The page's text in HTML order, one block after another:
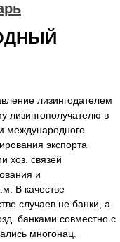
лизингодателем
лизингополучателю в
международного
экспорта
хоз. связей
и
В качестве
случаев не банки, а
банками совместно с
многонац.